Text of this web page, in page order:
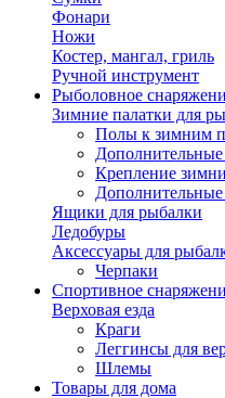
Фонари
Ножи
Костер, мангал, гриль
Ручной инструмент
Рыболовное
Зимние палатки для
Полы к зимним
Крепление
Дополнительные
Ящики для рыбалки
Ледобуры
Аксессуары для
Черпаки
Спортивное
Верховая езда
Краги
Леггинсы для
Шлемы
Товары для дома